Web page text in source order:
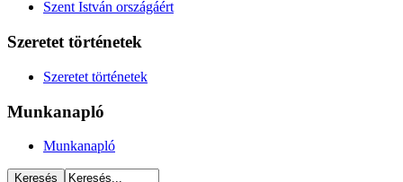
Szent István országáért
Szeretet történetek
Szeretet történetek
Munkanapló
Munkanapló